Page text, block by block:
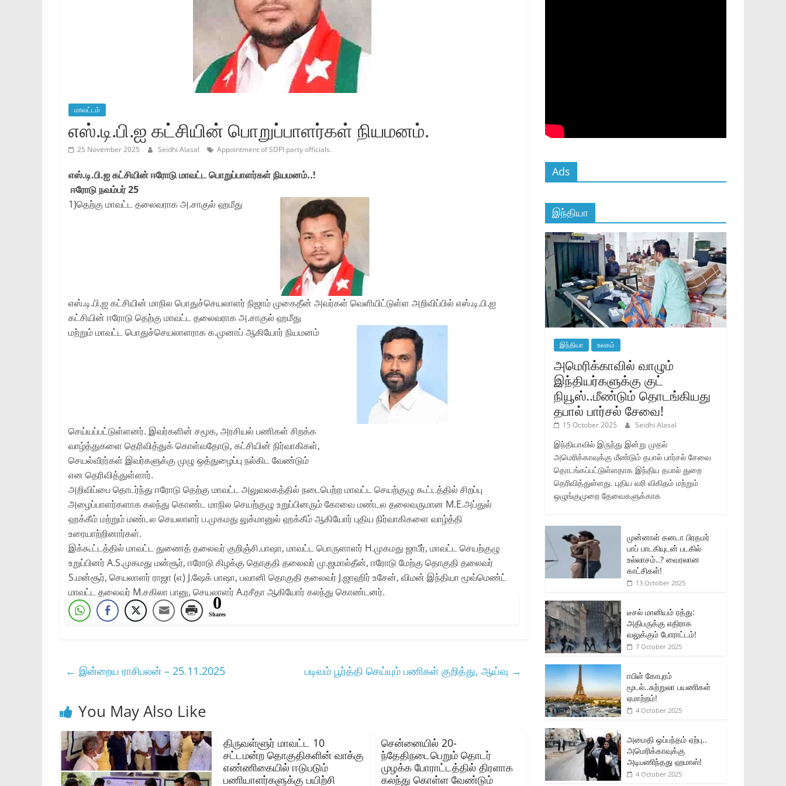
மாவட்டம்
எஸ்.டி.பி.ஐ கட்சியின் பொறுப்பாளர்கள் நியமனம்.
25 November 2025 Seidhi Alasal Appointment of SDPI party officials.
எஸ்.டி.பி.ஐ கட்சியின் ஈரோடு மாவட்ட பொறுப்பாளர்கள் நியமனம்..!
ஈரோடு நவம்பர் 25
1)தெற்கு மாவட்ட தலைவராக அ.சாகுல் ஹமீது
எஸ்.டி.பி.ஐ கட்சியின் மாநில பொதுச்செயலாளர் நிஜாம் முகைதீன் அவர்கள் வெளியிட்டுள்ள அறிவிப்பில் எஸ்.டி.பி.ஐ
கட்சியின் ஈரோடு தெற்கு மாவட்ட தலைவராக அ.சாகுல் ஹமீது
மற்றும் மாவட்ட பொதுச்செயலாளராக க.முனாப் ஆகியோர் நியமனம்
செய்யப்பட்டுள்ளனர். இவர்களின் சமூக, அரசியல் பணிகள் சிறக்க
வாழ்த்துகளை தெரிவித்துக் கொள்வதோடு, கட்சியின் நிர்வாகிகள்,
செயல்வீரர்கள் இவர்களுக்கு முழு ஒத்துழைப்பு நல்கிட வேண்டும்
என தெரிவித்துள்ளார்.
அறிவிப்பை தொடர்ந்து ஈரோடு தெற்கு மாவட்ட அலுவலகத்தில் நடைபெற்ற மாவட்ட செயற்குழு கூட்டத்தில் சிறப்பு
அழைப்பாளர்களாக கலந்து கொண்ட மாநில செயற்குழு உறுப்பினரும் கோவை மண்டல தலைவருமான M.E.அப்துல்
ஹக்கீம் மற்றும் மண்டல செயலாளர் ப.முகமது லுக்மானுல் ஹக்கீம் ஆகியோர் புதிய நிர்வாகிகளை வாழ்த்தி
உரையாற்றினார்கள்.
இக்கூட்டத்தில் மாவட்ட துணைத் தலைவர் குறிஞ்சி.பாஷா, மாவட்ட பொருளாளர் H.முகமது ஜாபீர், மாவட்ட செயற்குழு
உறுப்பினர் A.S.முகமது மன்சூர், ஈரோடு கிழக்கு தொகுதி தலைவர் மு.ஜமால்தீன், ஈரோடு மேற்கு தொகுதி தலைவர்
S.மன்சூர், செயலாளர் ராஜா (எ) J.ஷேக் பாஷா, பவானி தொகுதி தலைவர் J.ஜாஹிர் உசேன், விமன் இந்தியா மூவ்மெண்ட்
மாவட்ட தலைவர் M.சகிலா பானு, செயலாளர் A.ரசீதா ஆகியோர் கலந்து கொண்டனர்.
0
Shares
← இன்றைய ராசிபலன் – 25.11.2025 படிவம் பூர்த்தி செய்யும் பணிகள் குறித்து, ஆய்வு →
You May Also Like
திருவள்ளூர் மாவட்ட 10
சட்டமன்ற தொகுதிகளின் வாக்கு
எண்ணிகையில் ஈடுபடும்
பணியாளர்களுக்கு பயிற்சி
சென்னையில் 20-
ந்தேதிநடைபெறும் தொடர்
முழக்க போராட்டத்தில் திரளாக
கலந்து கொள்ள வேண்டும்
Ads
இந்தியா
இந்தியா உலகம்
அமெரிக்காவில் வாழும்
இந்தியர்களுக்கு குட்
நியூஸ்..மீண்டும் தொடங்கியது
தபால் பார்சல் சேவை!
15 October 2025 Seidhi Alasal
இந்தியாவில் இருந்து இன்று முதல்
அமெரிக்காவுக்கு மீண்டும் தபால் பார்சல் சேவை
தொடங்கப்பட்டுள்ளதாக இந்திய தபால் துறை
தெரிவித்துள்ளது. புதிய வரி விகிதம் மற்றும்
ஒழுங்குமுறை தேவைகளுக்காக
முன்னாள் கனடா பிரதமர்
பாப் பாடகியுடன் படகில்
உல்லாசம்..? வைரலான
காட்சிகள்!
13 October 2025
டீசல் மானியம் ரத்து:
அதிபருக்கு எதிராக
வலுக்கும் போராட்டம்!
7 October 2025
ஈபிள் கோபுரம்
மூடல்..சுற்றுலா பயணிகள்
ஏமாற்றம்!
4 October 2025
அமைதி ஒப்பந்தம் ஏற்பு..
அமெரிக்காவுக்கு
அடிபணிந்தது ஹமாஸ்!
4 October 2025